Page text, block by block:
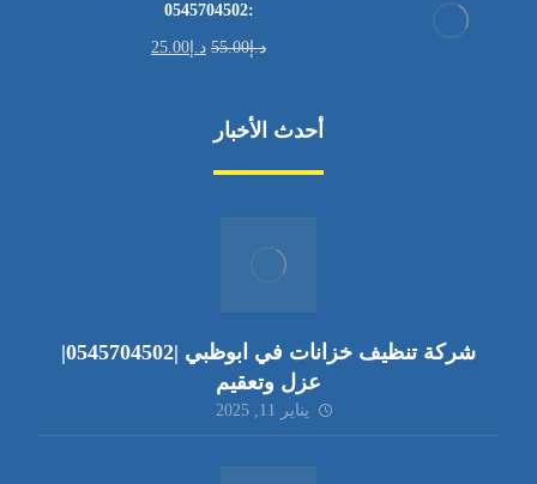
:0545704502
د.إ55.00 د.إ 25.00
أحدث الأخبار
شركة تنظيف خزانات في ابوظبي |0545704502|
عزل وتعقيم
يناير 11, 2025